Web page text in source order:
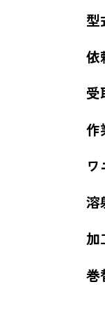
型
依
受
作
溶
加
巻